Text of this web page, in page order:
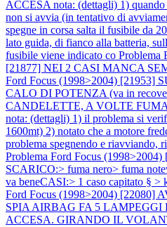
ACCESA nota: (dettagli) 1)
non si avvia (in tentativo di
spegne in corsa salta il fusibile da
lato guida, di fianco alla batteria,
fusibile viene indicato co Problema
[21877] NEI 2 CASI MANCA
Ford Focus (1998>2004) [21953]
CALO DI POTENZA (va in
CANDELETTE, A VOLTE
nota: (dettagli) 1) il problema si
1600mt) 2) notato che a motore
problema spegnendo e riavviando,
Problema Ford Focus
SCARICO:> fuma nero> fuma
va beneCASI:> 1 caso capitato § >
Ford Focus (1998>2004)
SPIA AIRBAG FA 5 LAMPEGGI
ACCESA. GIRANDO IL